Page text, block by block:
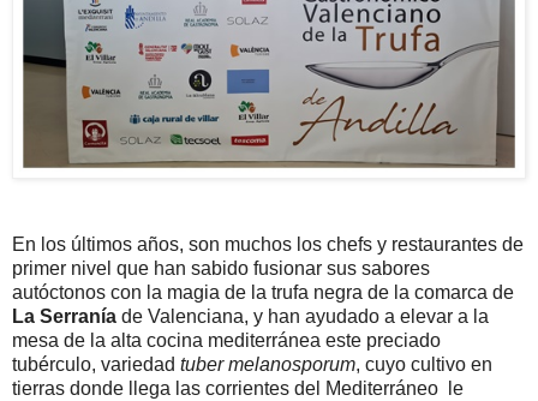
En los últimos años, son muchos los chefs y restaurantes de
primer nivel que han sabido fusionar sus sabores
autóctonos con la magia de la trufa negra de la comarca de
La Serranía de Valenciana, y han ayudado a elevar a la
mesa de la alta cocina mediterránea este preciado
tubérculo, variedad tuber melanosporum, cuyo cultivo en
tierras donde llega las corrientes del Mediterráneo le